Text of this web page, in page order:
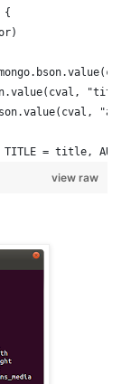
{
= title,
view raw